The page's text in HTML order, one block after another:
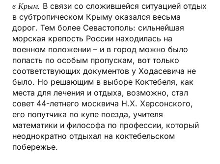
в Крым. В связи со сложившейся ситуацией отдых
в субтропическом Крыму оказался весьма
дорог. Тем более Севастополь: сильнейшая
морская крепость России находилась на
военном положении – и в город можно было
попасть по особым пропускам, вот только
соответствующих документов у Ходасевича не
было. Но решающим в выборе Коктебеля, как
места для лечения и отдыха, возможно, стал
совет 44-летнего москвича Н.Х. Херсонского,
его попутчика по купе поезда, учителя
математики и философа по профессии, который
неоднократно отдыхал на коктебельском
побережье.